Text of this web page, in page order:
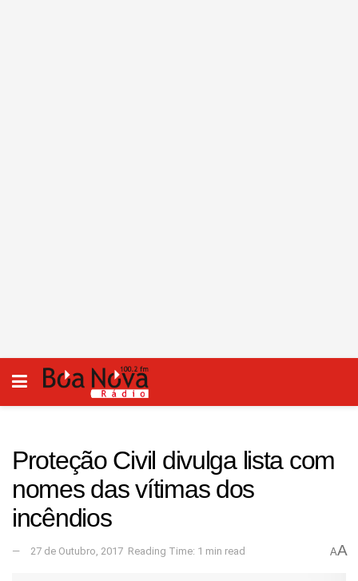
Proteção Civil divulga lista com
nomes das vítimas dos
incêndios
27 de Outubro, 2017 Reading Time: 1 min read AA